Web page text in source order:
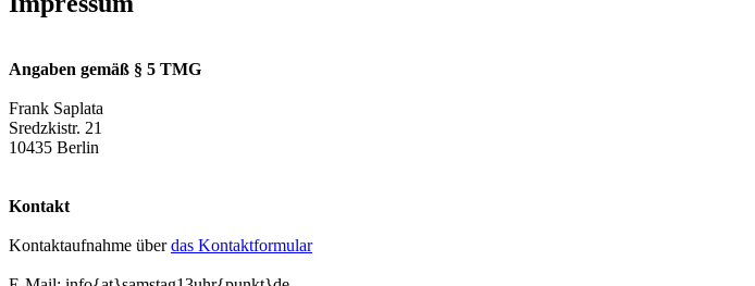
Angaben gemäß § 5 TMG
Frank Saplata
Sredzkistr. 21
10435 Berlin
Kontakt
Kontaktaufnahme überdas Kontaktformular